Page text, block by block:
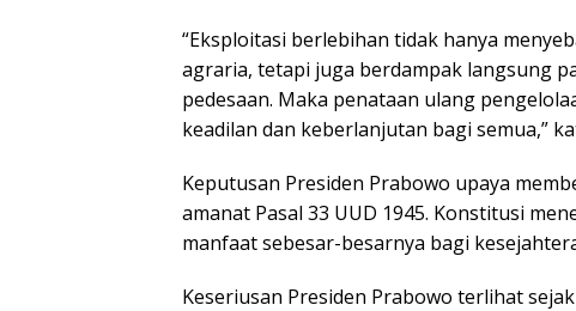
“Eksploitasi berlebihan tidak hanya
agraria, tetapi juga berdampak langsung
pedesaan. Maka penataan ulang
keadilan dan keberlanjutan bagi semua,”
Keputusan Presiden Prabowo upaya
amanat Pasal 33 UUD 1945. Konstitusi
manfaat sebesar-besarnya bagi
Keseriusan Presiden Prabowo terlihat